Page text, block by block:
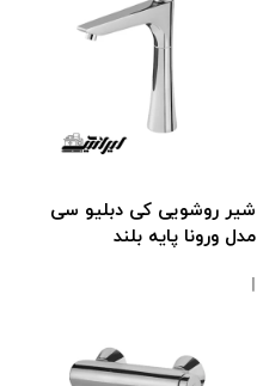
شیر روشویی کی دبلیو سی
مدل ورونا پایه بلند